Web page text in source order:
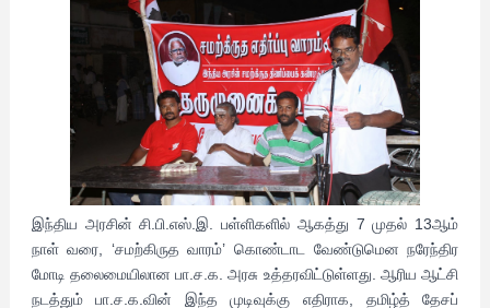
இந்திய அரசின் சி.பி.எஸ்.இ. பள்ளிகளில் ஆகத்து 7 முதல் 13ஆம்
நாள் வரை, ‘சமற்கிருத வாரம்’ கொண்டாட வேண்டுமென நரேந்திர
மோடி தலைமையிலான பா.ச.க. அரசு உத்தரவிட்டுள்ளது. ஆரிய ஆட்சி
நடத்தும் பா.ச.க.வின் இந்த முடிவுக்கு எதிராக, தமிழ்த் தேசப்